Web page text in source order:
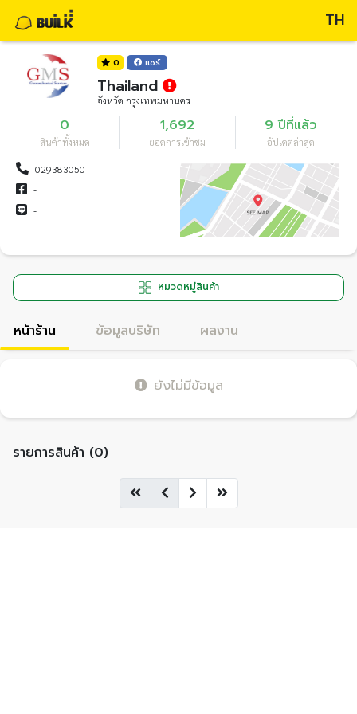
TH
0 แชร์
Thailand
จังหวัด กรุงเทพมหานคร
0
สินค้าทั้งหมด
1,692
ยอดการเข้าชม
9 ปีที่แล้ว
อัปเดตล่าสุด
029383050
-
-
หมวดหมู่สินค้า
หน้าร้าน ข้อมูลบริษัท ผลงาน
ยังไม่มีข้อมูล
รายการสินค้า (0)